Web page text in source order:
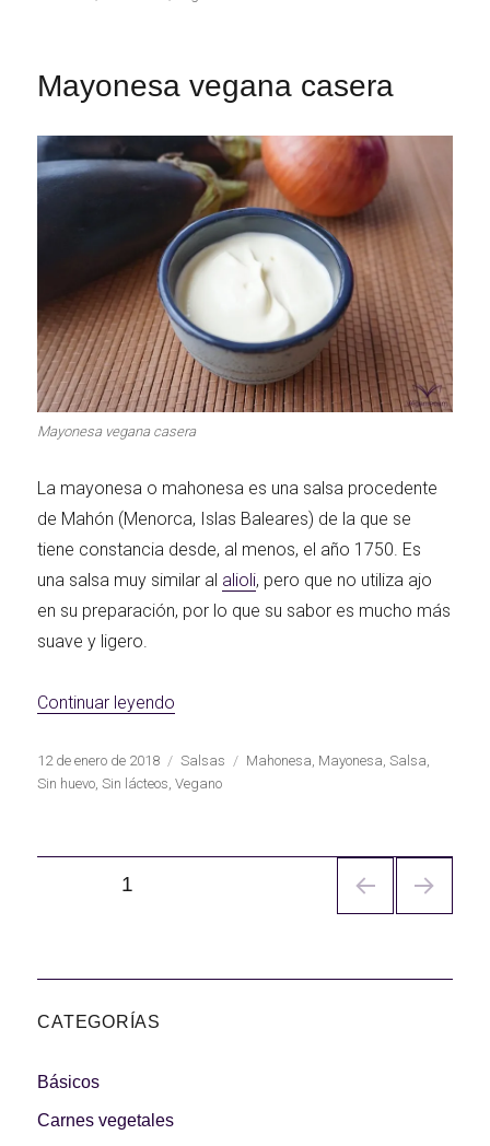
Mayonesa vegana casera
Mayonesa vegana casera
La mayonesa o mahonesa es una salsa procedente
de Mahón (Menorca, Islas Baleares) de la que se
tiene constancia desde, al menos, el año 1750. Es
una salsa muy similar al alioli, pero que no utiliza ajo
en su preparación, por lo que su sabor es mucho más
suave y ligero.
Continuar leyendo
Publicado
el
12 de enero de 2018 Categorías
Salsas Etiquetas
Mahonesa Mayonesa ,Salsa
Sin huevo ,Sin lácteos ,Vegano
PÁGINA1
CATEGORÍAS
Básicos
Carnes vegetales